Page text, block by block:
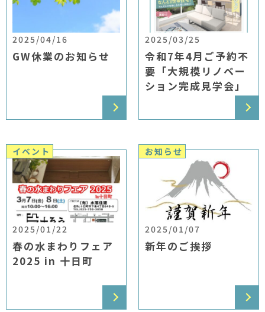
2025/04/16
GW休業のお知らせ
2025/03/25
令和7年4月ご予約不
要「大規模リノベー
ション完成見学会」
イベント
2025/01/22
春の水まわりフェア
2025 in 十日町
お知らせ
2025/01/07
新年のご挨拶